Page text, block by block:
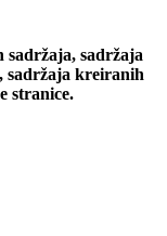
sadržaja, sadržaja
sadržaja kreiranih
stranice.